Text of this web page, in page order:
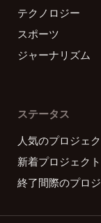
テクノロジー
スポーツ
ジャーナリズム
ステータス
人気のプロジェ
新着プロジェクト
終了間際のプロ